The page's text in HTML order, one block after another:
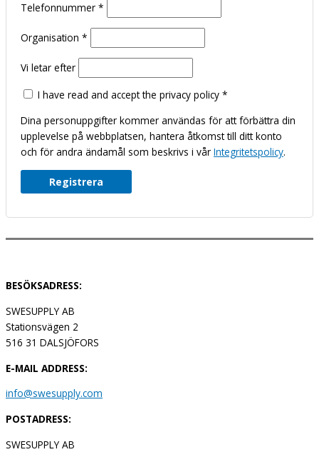
Telefonnummer *
Organisation *
Vi letar efter
I have read and accept the privacy policy *
Dina personuppgifter kommer användas för att förbättra din
upplevelse på webbplatsen, hantera åtkomst till ditt konto
och för andra ändamål som beskrivs i vår Integritetspolicy.
Registrera
BESÖKSADRESS:
SWESUPPLY AB
Stationsvägen 2
516 31 DALSJÖFORS
E-MAIL ADDRESS:
info@swesupply.com
POSTADRESS:
SWESUPPLY AB